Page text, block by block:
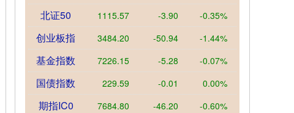
北证50 1115.57 -3.90 -0.35%
创业板指 3484.20 -50.94 -1.44%
基金指数 7226.15 -5.28 -0.07%
国债指数 229.59 -0.01 0.00%
期指IC0 7684.80 -46.20 -0.60%